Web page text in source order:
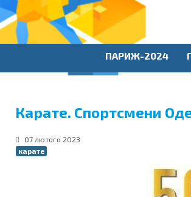
пошук
по
сайту
ПАРИЖ-2024
Карате. Спортсмени
07 лютого 2023
карате